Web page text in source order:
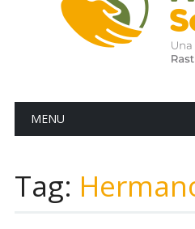
Main menu
MENU
Tag: